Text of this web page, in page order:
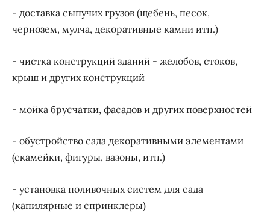
- доставка сыпучих грузов (щебень, песок,
чернозем, мулча, декоративные камни итп.)
- чистка конструкций зданий - желобов, стоков,
крыш и других конструкций
- мойка брусчатки, фасадов и других поверхностей
- обустройство сада декоративными элементами
(скамейки, фигуры, вазоны, итп.)
- установка поливочных систем для сада
(капилярные и спринклеры)